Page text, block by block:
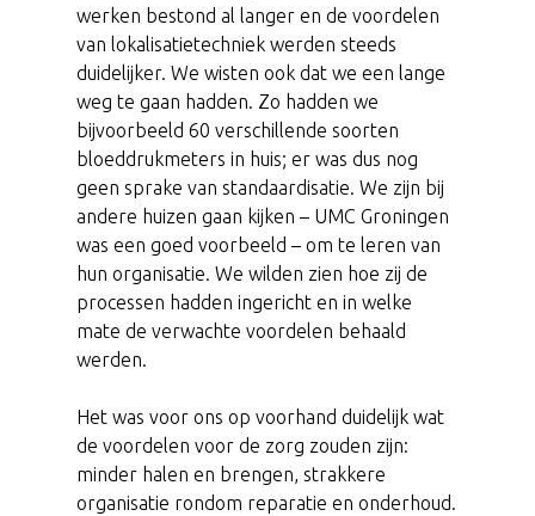
werken bestond al langer en de voordelen
van lokalisatietechniek werden steeds
duidelijker. We wisten ook dat we een lange
weg te gaan hadden. Zo hadden we
bijvoorbeeld 60 verschillende soorten
bloeddrukmeters in huis; er was dus nog
geen sprake van standaardisatie. We zijn bij
andere huizen gaan kijken – UMC Groningen
was een goed voorbeeld – om te leren van
hun organisatie. We wilden zien hoe zij de
processen hadden ingericht en in welke
mate de verwachte voordelen behaald
werden.
Het was voor ons op voorhand duidelijk wat
de voordelen voor de zorg zouden zijn:
minder halen en brengen, strakkere
organisatie rondom reparatie en onderhoud.